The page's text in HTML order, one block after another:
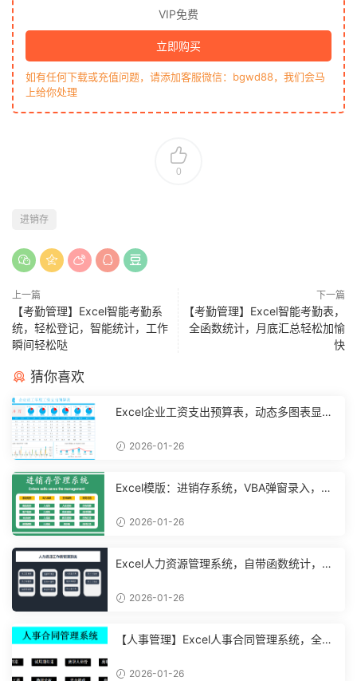
VIP免费
立即购买
如有任何下载或充值问题，请添加客服微信：bgwd88，我们会马
上给你处理
0
进销存
上一篇
【考勤管理】Excel智能考勤系
统，轻松登记，智能统计，工作
瞬间轻松哒
下一篇
【考勤管理】Excel智能考勤表，
全函数统计，月底汇总轻松加愉
快
猜你喜欢
Excel企业工资支出预算表，动态多图表显
2026-01-26
Excel模版：进销存系统，VBA弹窗录入，智
2026-01-26
Excel人力资源管理系统，自带函数统计，功
2026-01-26
【人事管理】Excel人事合同管理系统，全函
2026-01-26